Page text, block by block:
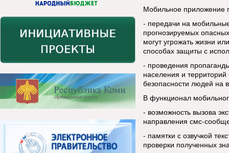
Мобильное приложение
- передачи на
прогнозируемых
могут угрожать жизни
способах защиты с
- проведения
населения и
безопасности людей на
В функционал
- возможность вызова
направления смс-
- памятки с озвучкой
проверки полученных